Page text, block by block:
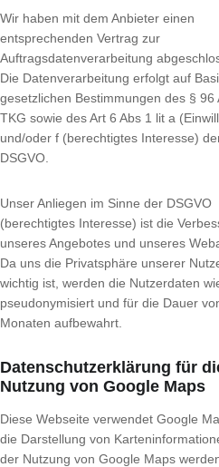
Wir haben mit dem Anbieter einen
entsprechenden Vertrag zur
Auftragsdatenverarbeitung
Die Datenverarbeitung erfolgt auf
gesetzlichen Bestimmungen des § 96
TKG sowie des Art 6 Abs 1 lit a
und/oder f (berechtigtes Interesse)
DSGVO.
Unser Anliegen im Sinne der DSGVO
(berechtigtes Interesse) ist die
unseres Angebotes und unseres
Da uns die Privatsphäre unserer
wichtig ist, werden die Nutzerdaten
pseudonymisiert und für die Dauer
Monaten aufbewahrt.
Datenschutzerklärung für
Nutzung von Google Maps
Diese Webseite verwendet Google
die Darstellung von
der Nutzung von Google Maps